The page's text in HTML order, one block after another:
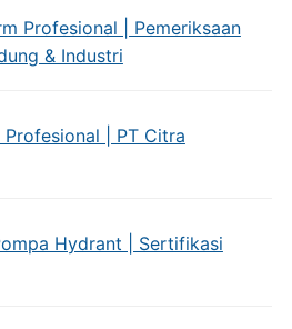
Profesional | Pemeriksaan
& Industri
| PT Citra
Hydrant | Sertifikasi